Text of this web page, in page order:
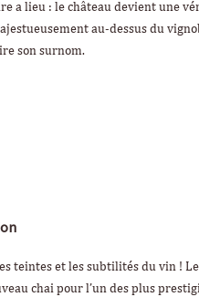
a lieu : le château devient une
au-dessus du
son surnom.
teintes et les subtilités du vin !
chai pour l’un des plus